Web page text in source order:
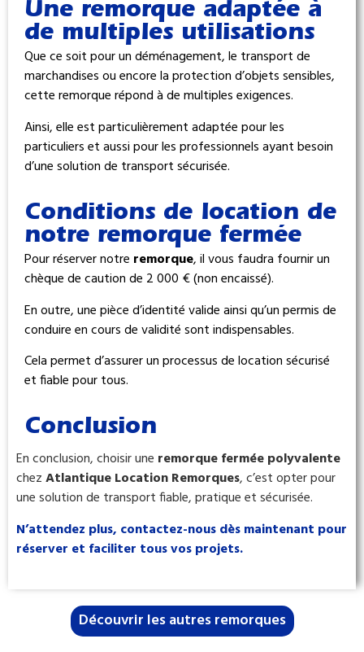
Une remorque adaptée à
de multiples utilisations
Que ce soit pour un déménagement, le transport de
marchandises ou encore la protection d’objets sensibles,
cette remorque répond à de multiples exigences.
Ainsi, elle est particulièrement adaptée pour les
particuliers et aussi pour les professionnels ayant besoin
d’une solution de transport sécurisée.
Conditions de location de
notre remorque fermée
Pour réserver notre remorque, il vous faudra fournir un
chèque de caution de 2 000 € (non encaissé).
En outre, une pièce d’identité valide ainsi qu’un permis de
conduire en cours de validité sont indispensables.
Cela permet d’assurer un processus de location sécurisé
et fiable pour tous.
Conclusion
En conclusion, choisir une remorque fermée polyvalente
chezAtlantique Location Remorques, c’est opter pour
une solution de transport fiable, pratique et sécurisée.
N’attendez plus, contactez-nous dès maintenant pour
réserver et faciliter tous vos projets.
Découvrir les autres remorques